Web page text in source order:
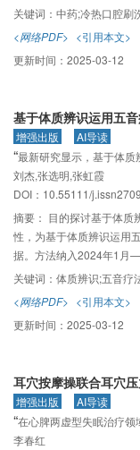
用常规口腔护理方法，试
组患者口腔卫生状况、
中药冷热口腔刷洗护理后
对照组，差异有统计学意
功能及吞咽功能评定均优
刷洗式口腔护理能进一步
吞咽功能。
关键词： 中药;冷热口腔刷
<网络PDF> <引用本文>
更新时间： 2025-03-12
基于体质辨识运用五
增强出版 AI导读
“最新研究显示，基于体
衰弱程度，具有较高的安
刘杰,张选明,张虹霞
DOI：10.55111/
摘要： 目的探讨基于体质
性，为基于体质辨识运用
据。方法纳入2024年1月
不同分组，对照组40例行
体质辨识的五音疗法。比
效。结果干预后观察组中
意义（P＜0.01）。干预
＜0.01）。观察组总有效
者，可通过体质辨识后有
现，同时降低其衰弱程度。
关键词： 体质辨识;五音疗
<网络PDF> <引用本文>
更新时间： 2025-03-12
耳穴按摩操联合耳穴
增强出版 AI导读
“在心脾两虚型失眠治疗
者症状，提高睡眠质量。
李春红